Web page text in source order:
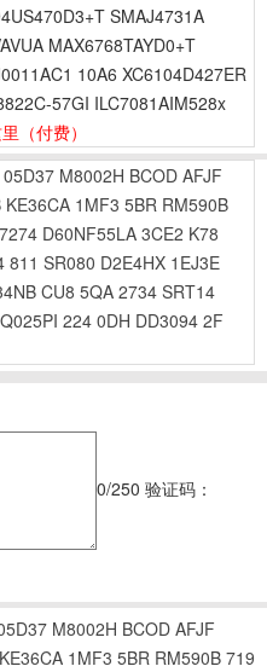
SMAJ4731A
MAX6768TAYD0+T
10A6 XC6104D427ER
57GI ILC7081AIM528x
（付费）
05D37 M8002H BCOD AFJF
KE36CA 1MF3 5BR RM590B
D60NF55LA 3CE2 K78
811 SR080 D2E4HX 1EJ3E
CU8 5QA 2734 SRT14
224 0DH DD3094 2F
0/250 验证码：
M8002H BCOD AFJF
KE36CA 1MF3 5BR RM590B 719